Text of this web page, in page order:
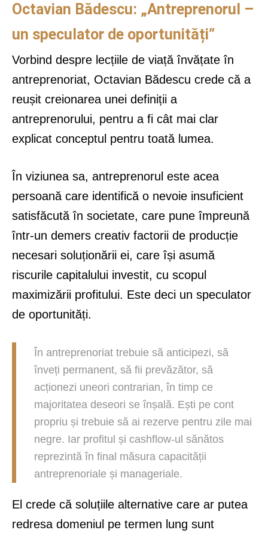
Octavian Bădescu: „Antreprenorul –
un speculator de oportunități”
Vorbind despre lecțiile de viață învățate în
antreprenoriat, Octavian Bădescu crede că a
reușit creionarea unei definiții a
antreprenorului, pentru a fi cât mai clar
explicat conceptul pentru toată lumea.
În viziunea sa, antreprenorul este acea
persoană care identifică o nevoie insuficient
satisfăcută în societate, care pune împreună
într-un demers creativ factorii de producție
necesari soluționării ei, care își asumă
riscurile capitalului investit, cu scopul
maximizării profitului. Este deci un speculator
de oportunități.
În antreprenoriat trebuie să anticipezi, să
înveți permanent, să fii prevăzător, să
acționezi uneori contrarian, în timp ce
majoritatea deseori se înșală. Ești pe cont
propriu și trebuie să ai rezerve pentru zile mai
negre. Iar profitul și cashflow-ul sănătos
reprezintă în final măsura capacității
antreprenoriale și manageriale.
El crede că soluțiile alternative care ar putea
redresa domeniul pe termen lung sunt